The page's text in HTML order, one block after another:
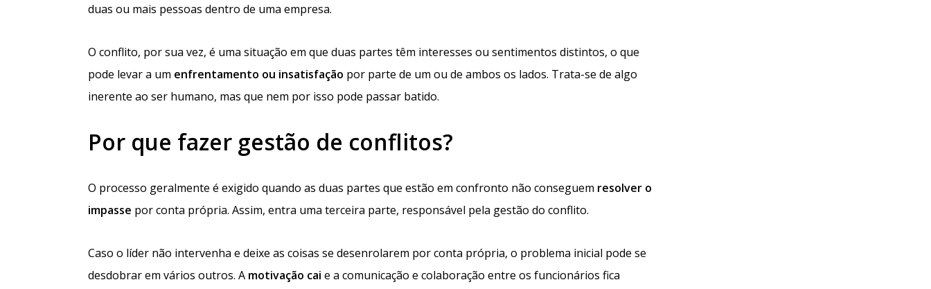
duas ou mais pessoas dentro de uma empresa.
O conflito, por sua vez, é uma situação em que duas partes têm interesses ou sentimentos distintos, o que
pode levar a um enfrentamento ou insatisfação por parte de um ou de ambos os lados. Trata-se de algo
inerente ao ser humano, mas que nem por isso pode passar batido.
Por que fazer gestão de conflitos?
O processo geralmente é exigido quando as duas partes que estão em confronto não conseguem resolver o
impasse por conta própria. Assim, entra uma terceira parte, responsável pela gestão do conflito.
Caso o líder não intervenha e deixe as coisas se desenrolarem por conta própria, o problema inicial pode se
desdobrar em vários outros. A motivação cai e a comunicação e colaboração entre os funcionários fica